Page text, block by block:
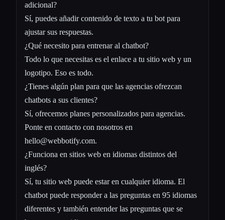
adicional?
Sí, puedes añadir contenido de texto a tu bot para
ajustar sus respuestas.
¿Qué necesito para entrenar al chatbot?
Todo lo que necesitas es el enlace a tu sitio web y un
logotipo. Eso es todo.
¿Tienes algún plan para que las agencias ofrezcan
chatbots a sus clientes?
Sí, ofrecemos planes personalizados para agencias.
Ponte en contacto con nosotros en
hello@webbotify.com.
¿Funciona en sitios web en idiomas distintos del
inglés?
Sí, tu sitio web puede estar en cualquier idioma. El
chatbot puede responder a las preguntas en 95 idiomas
diferentes y también entender las preguntas que se